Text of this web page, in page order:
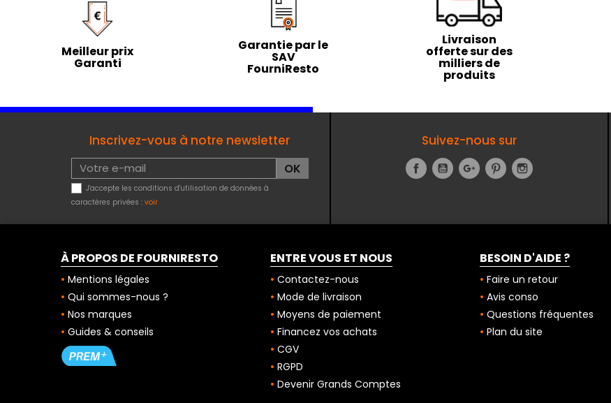
Meilleur prix
Garanti
Garantie par le
SAV
FourniResto
Livraison
offerte sur des
milliers de
produits
Inscrivez-vous à notre newsletter
J'accepte les conditions d'utilisation de données à
caractères privées : voir
Suivez-nous sur
Facebook
YouTubeGoogle+PinterestInstagram
À PROPOS DE FOURNIRESTO
Mentions légales
Qui sommes-nous ?
Nos marques
Guides & conseils
ENTRE VOUS ET NOUS
Contactez-nous
Mode de livraison
Moyens de paiement
Financez vos achats
CGV
RGPD
Devenir Grands Comptes
BESOIN D'AIDE ?
Faire un retour
Avis conso
Questions fréquentes
Plan du site